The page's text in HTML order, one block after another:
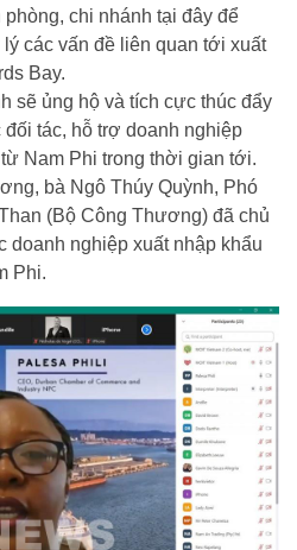
chi nhánh tại đây để
các vấn đề liên quan tới xuất
Bay.
sẽ ủng hộ và tích cực thúc đẩy
tác, hỗ trợ doanh nghiệp
Nam Phi trong thời gian tới.
bà Ngô Thúy Quỳnh, Phó
(Bộ Công Thương) đã chủ
doanh nghiệp xuất nhập khẩu
Phi.